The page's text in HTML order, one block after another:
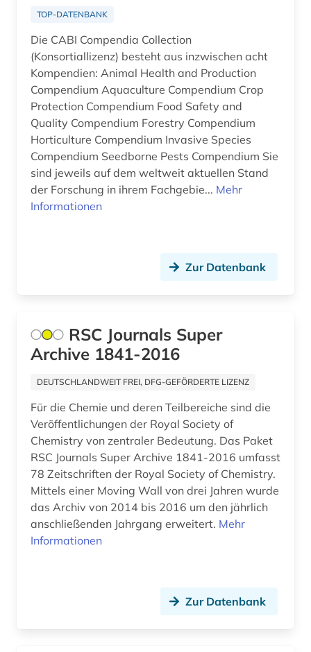
indien (1)
influenza (1)
information und dokumentation (1)
informationsmanagement (1)
informationssystem (1)
inorganic (1)
internationaler vergleich (1)
internetportal (1)
japan (1)
klinische medizin (1)
klinische prüfung (1)
klinischer test (1)
TOP-DATENBANK
Die CABI Compendia Collection
(Konsortiallizenz) besteht aus inzwischen acht
Kompendien: Animal Health and Production
Compendium Aquaculture Compendium Crop
Protection Compendium Food Safety and
Quality Compendium Forestry Compendium
Horticulture Compendium Invasive Species
Compendium Seedborne Pests Compendium Sie
sind jeweils auf dem weltweit aktuellen Stand
der Forschung in ihrem Fachgebie... Mehr
Informationen
Zur Datenbank
RSC Journals Super
Archive 1841-2016
DEUTSCHLANDWEIT FREI, DFG-GEFÖRDERTE LIZENZ
Für die Chemie und deren Teilbereiche sind die
Veröffentlichungen der Royal Society of
Chemistry von zentraler Bedeutung. Das Paket
RSC Journals Super Archive 1841-2016 umfasst
78 Zeitschriften der Royal Society of Chemistry.
Mittels einer Moving Wall von drei Jahren wurde
das Archiv von 2014 bis 2016 um den jährlich
anschließenden Jahrgang erweitert. Mehr
Informationen
Zur Datenbank